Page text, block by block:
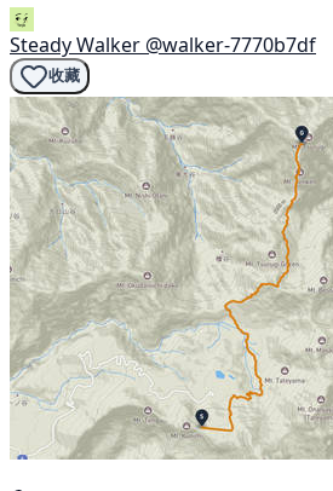
Steady Walker @walker-7770b7df
收藏